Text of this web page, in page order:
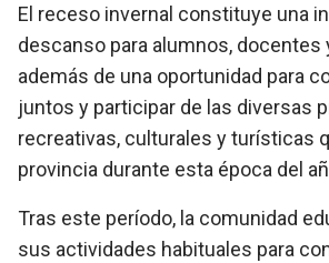
El receso invernal constituye una
descanso para alumnos, docentes
además de una oportunidad para
juntos y participar de las diversas
recreativas, culturales y turísticas
provincia durante esta época del
Tras este período, la comunidad
sus actividades habituales para